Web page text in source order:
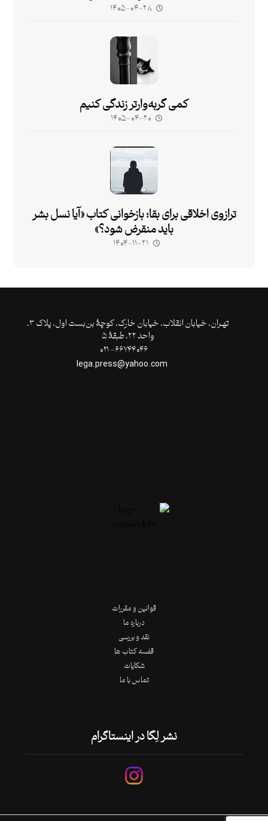
۱۴۰۵-۰۴-۲۸
کمی گربه‌وارتر زندگی کنیم
۱۴۰۵-۰۴-۲۰
ترازوی اخلاقی برای بقا؛ بازخوانی کتاب «آیا نسل بشر
باید منقرض شود؟»
۱۴۰۴-۱۱-۲۱
تهـران،‌ خیابان انقلاب، خیابان خارک، کوچۀ بن‌بست اول، پلاک ۳،
واحد ۲۲، طبقۀ ۵
قوانین و مقررات
درباره ما
نقد و بررسی
قفسه کتاب ها
شکایات
تماس با ما
نشر لِگا در اینستاگرام